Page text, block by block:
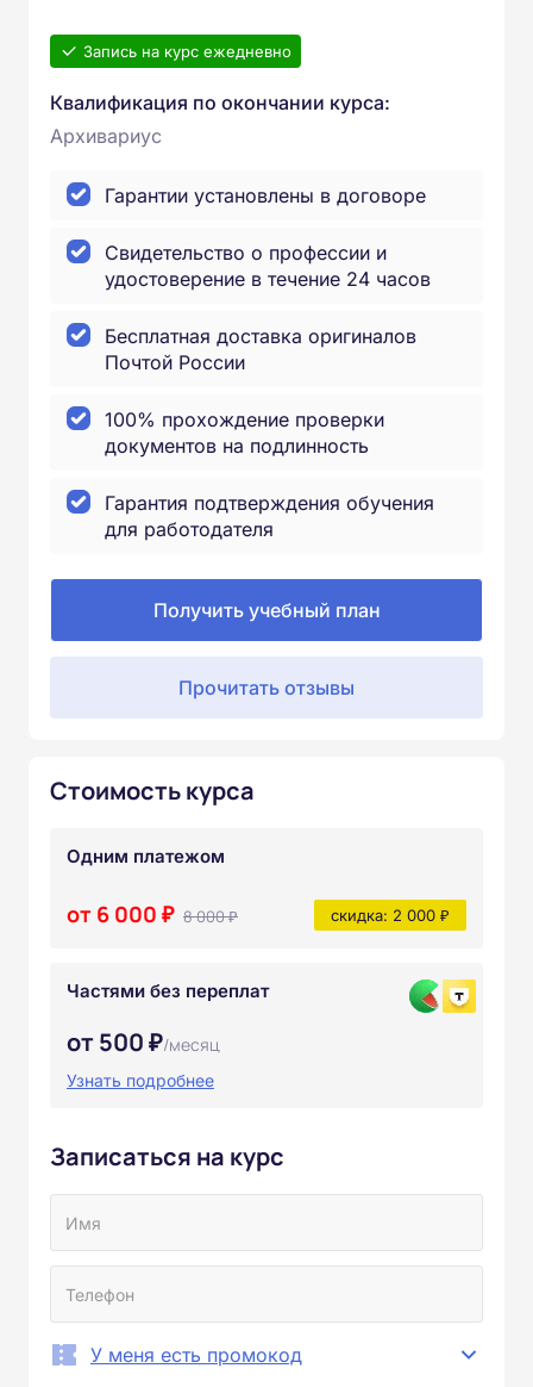
Запись на курс ежедневно
Квалификация по окончании курса:
Архивариус
Гарантии установлены в договоре
Свидетельство о профессии и
удостоверение в течение 24 часов
Бесплатная доставка оригиналов
Почтой России
100% прохождение проверки
документов на подлинность
Гарантия подтверждения обучения
для работодателя
Получить учебный план
Прочитать отзывы
Стоимость курса
Одним платежом
от 6 000 ₽ 8 000 ₽ скидка: 2 000 ₽
Частями без переплат
от 500 ₽/месяц
Узнать подробнее
Записаться на курс
У меня есть промокод